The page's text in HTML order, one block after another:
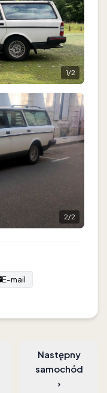
1/2
2/2
E-mail
Następny
samochód
›